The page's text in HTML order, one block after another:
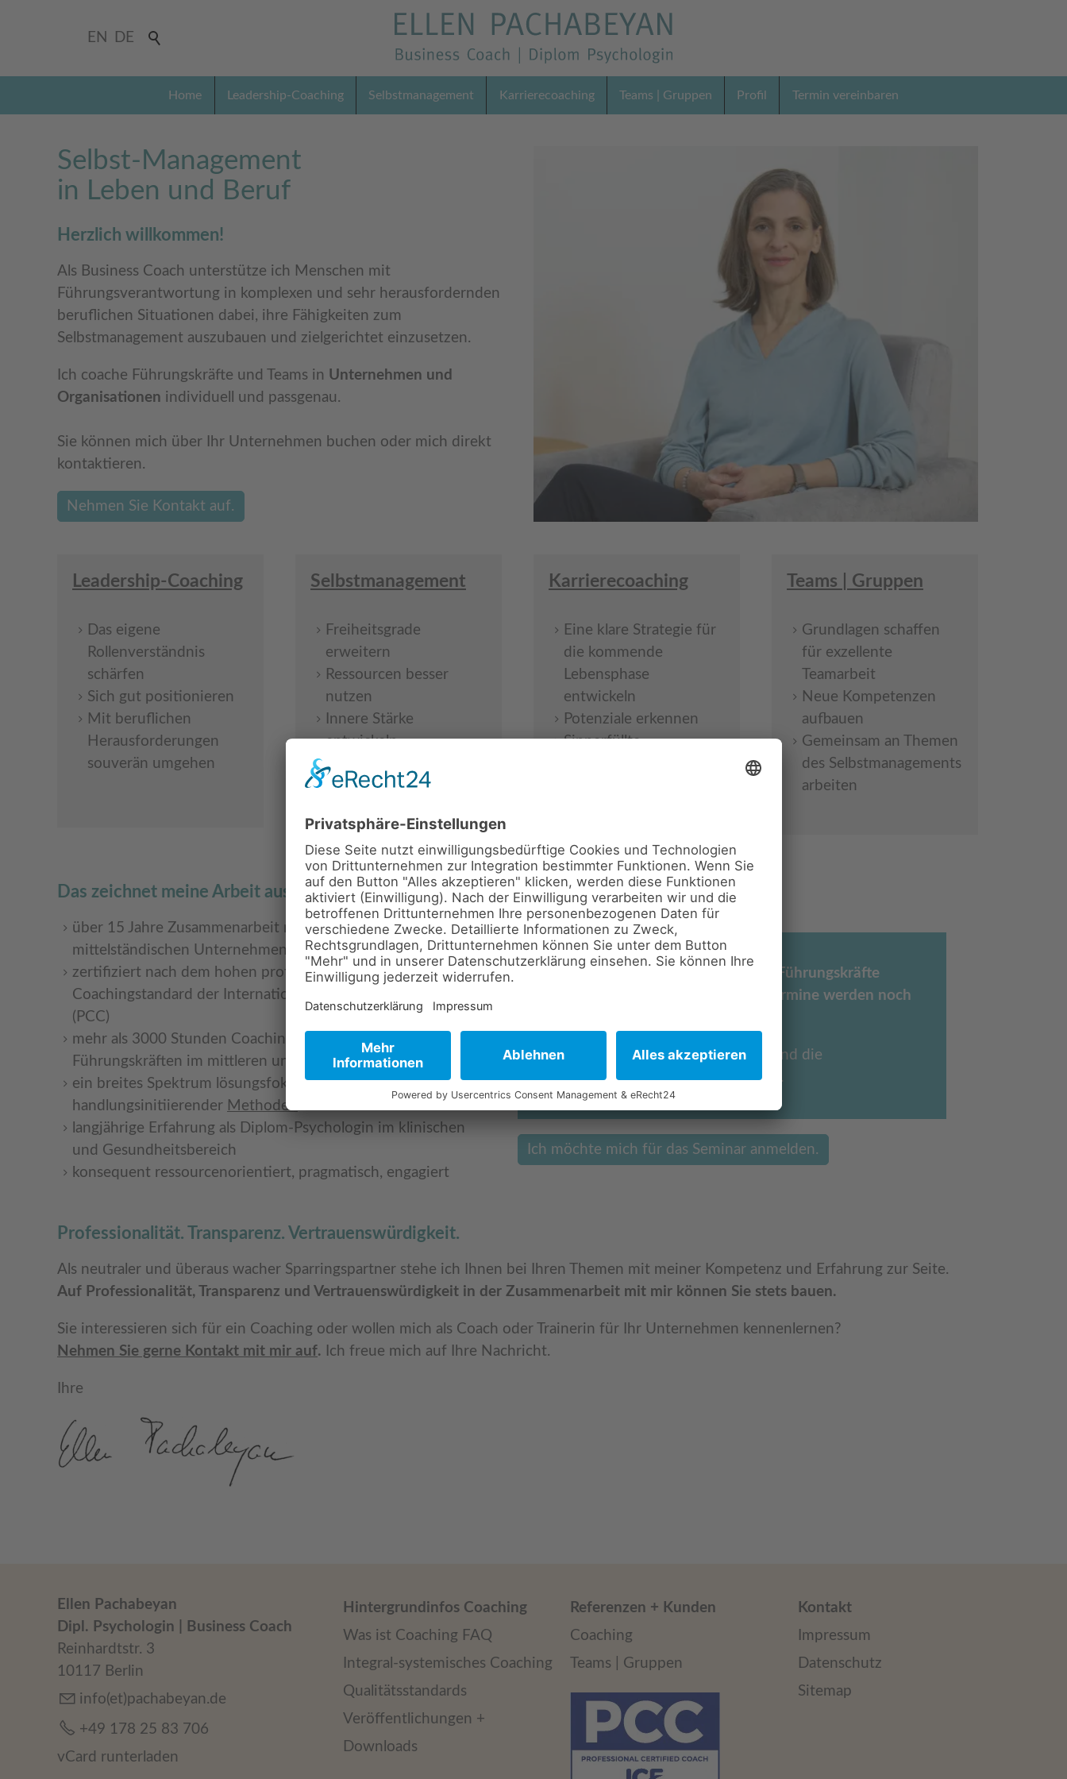
Home Leadership-Coaching Selbstmanagement Karrierecoaching Teams | Gruppen Profil Termin vereinbaren
EN DE
Selbst-Management
in Leben und Beruf
Herzlich willkommen!
Als Business Coach unterstütze ich Menschen mit
Führungsverantwortung in komplexen und sehr herausfordernden
beruflichen Situationen dabei, ihre Fähigkeiten zum
Selbstmanagement auszubauen und zielgerichtet einzusetzen.
Ich coache Führungskräfte und Teams in Unternehmen und
Organisationen individuell und passgenau.
Sie können mich über Ihr Unternehmen buchen oder mich direkt
kontaktieren.
Nehmen Sie Kontakt auf.
Leadership-Coaching
Das eigene
Rollenverständnis
schärfen
Sich gut positionieren
Mit beruflichen
Herausforderungen
souverän umgehen
Selbstmanagement
Freiheitsgrade
erweitern
Ressourcen besser
nutzen
Innere Stärke
entwickeln
Kluger Umgang mit
Belastungen
Karrierecoaching
Eine klare Strategie für
die kommende
Lebensphase
entwickeln
Potenziale erkennen
Sinnerfüllte
Teams | Gruppen
Grundlagen schaffen
für exzellente
Teamarbeit
Neue Kompetenzen
aufbauen
Gemeinsam an Themen
des Selbstmanagements
arbeiten
Das zeichnet meine Arbeit aus
über 15 Jahre Zusammenarbeit mit 200+ großen und
mittelständischen Unternehmen und Organisationen
zertifiziert nach dem hohen professionellen und ethischen
Coachingstandard der International Coaching Federation
(PCC)
mehr als 3000 Stunden Coachingerfahrung mit
Führungskräften im mittleren und im Top Management
ein breites Spektrum lösungsfokussierter und
handlungsinitiierender Methoden
langjährige Erfahrung als Diplom-Psychologin im klinischen
und Gesundheitsbereich
konsequent ressourcenorientiert, pragmatisch, engagiert
Aktuelles
Arroganz-Training ®
ür weibliche Führungskräfte
indet auch 2026 in Berlin statt. Termine werden noch
Verschaffen Sie sich den Respekt und die
Aufmerksamkeit, die Sie verdienen.
Ich möchte mich für das Seminar anmelden.
Professionalität. Transparenz. Vertrauenswürdigkeit.
Als neutraler und überaus wacher Sparringspartner stehe ich Ihnen bei Ihren Themen mit meiner Kompetenz und Erfahrung zur Seite.
Auf Professionalität, Transparenz und Vertrauenswürdigkeit in der Zusammenarbeit mit mir können Sie stets bauen.
Sie interessieren sich für ein Coaching oder wollen mich als Coach oder Trainerin für Ihr Unternehmen kennenlernen?
Nehmen Sie gerne Kontakt mit mir auf. Ich freue mich auf Ihre Nachricht.
Ihre
Ellen Pachabeyan
Dipl. Psychologin | Business Coach
Reinhardtstr. 3
10117 Berlin
info(et)pachabeyan.de
+49 178 25 83 706
vCard runterladen
Hintergrundinfos Coaching
Was ist Coaching FAQ
Integral-systemisches Coaching
Qualitätsstandards
Veröffentlichungen +
Downloads
Referenzen + Kunden
Coaching
Teams | Gruppen
Kontakt
Impressum
Datenschutz
Sitemap